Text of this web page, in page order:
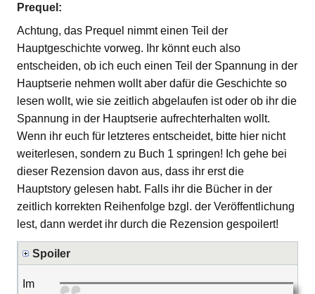
Prequel:
Achtung, das Prequel nimmt einen Teil der
Hauptgeschichte vorweg. Ihr könnt euch also
entscheiden, ob ich euch einen Teil der Spannung in der
Hauptserie nehmen wollt aber dafür die Geschichte so
lesen wollt, wie sie zeitlich abgelaufen ist oder ob ihr die
Spannung in der Hauptserie aufrechterhalten wollt.
Wenn ihr euch für letzteres entscheidet, bitte hier nicht
weiterlesen, sondern zu Buch 1 springen! Ich gehe bei
dieser Rezension davon aus, dass ihr erst die
Hauptstory gelesen habt. Falls ihr die Bücher in der
zeitlich korrekten Reihenfolge bzgl. der Veröffentlichung
lest, dann werdet ihr durch die Rezension gespoilert!
Spoiler
Im